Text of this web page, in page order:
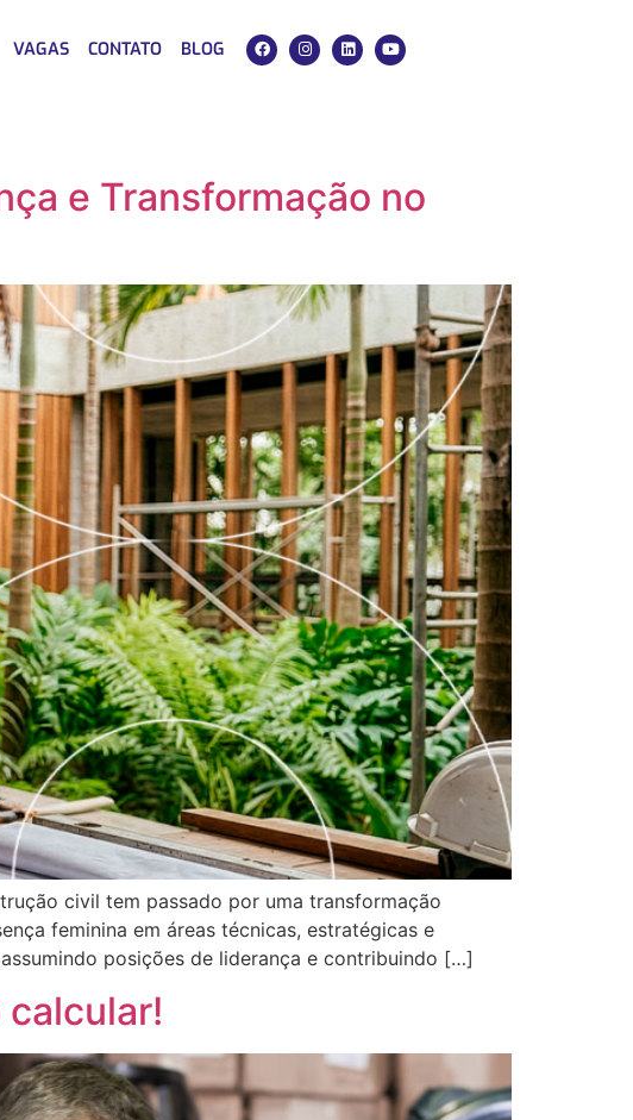
VAGAS CONTATO BLOG
e Transformação no
civil tem passado por uma transformação
feminina em áreas técnicas, estratégicas e
posições de liderança e contribuindo […]
calcular!